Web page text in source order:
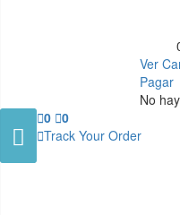
Ver
Pagar
No

0 0
Track Your Order